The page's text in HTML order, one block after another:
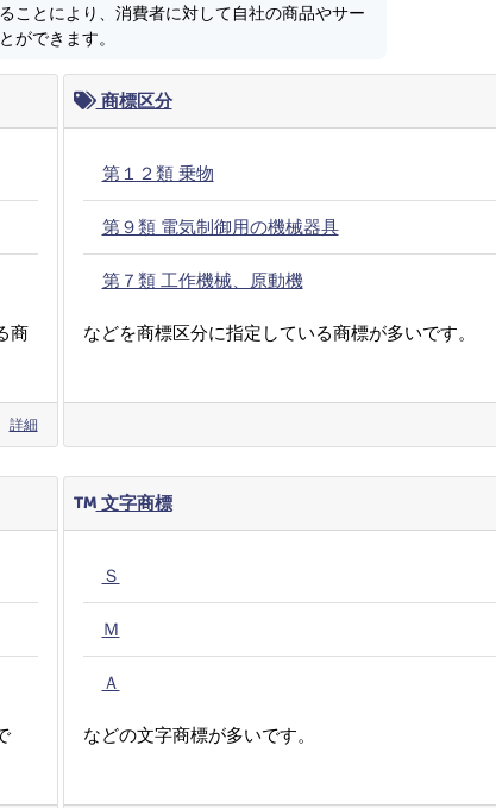
ことにより、消費者に対して自社の商品やサー
ができます。
商
詳細
商標区分
第１２類 乗物
第９類 電気制御用の機械器具
第７類 工作機械、原動機
などを商標区分に指定している商標が多いです。
文字商標
Ｓ
Ｍ
Ａ
などの文字商標が多いです。